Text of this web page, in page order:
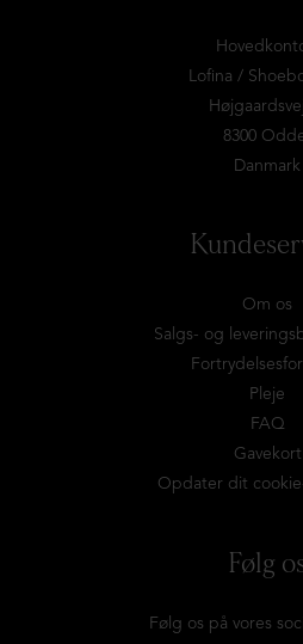
Lofina /
8300
Danmark
Om os
Salgs- og
Pleje
FAQ
Gavekort
Opdater dit
Følg
Følg os på vores